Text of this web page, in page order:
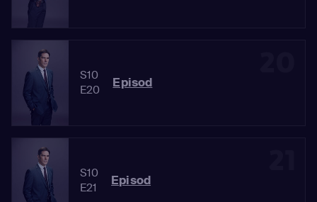
S10
E20
Episod
S10
E21
Episod